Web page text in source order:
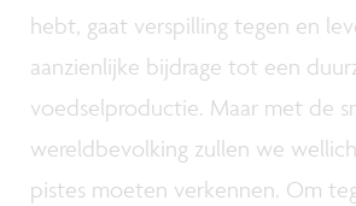
hebt, gaat verspilling tegen en
aanzienlijke bijdrage tot een
voedselproductie. Maar met de
wereldbevolking zullen we
pistes moeten verkennen. Om